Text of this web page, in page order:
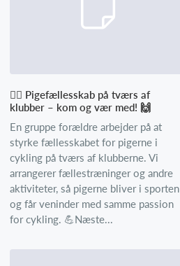
🚴‍♀️ Pigefællesskab på tværs af
klubber – kom og vær med! 🙌
En gruppe forældre arbejder på at
styrke fællesskabet for pigerne i
cykling på tværs af klubberne. Vi
arrangerer fællestræninger og andre
aktiviteter, så pigerne bliver i sporten
og får veninder med samme passion
for cykling. 💪Næste...